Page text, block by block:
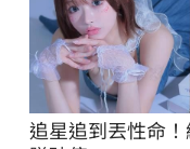
追星追到丟性命